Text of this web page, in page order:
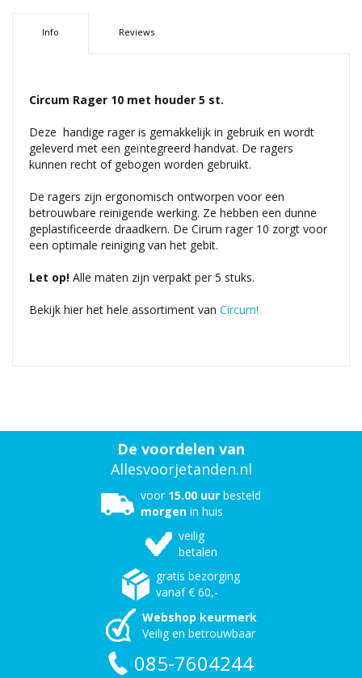
Info Reviews
Circum Rager 10 met houder 5 st.
Deze handige rager is gemakkelijk in gebruik en wordt
geleverd met een geïntegreerd handvat. De ragers
kunnen recht of gebogen worden gebruikt.
De ragers zijn ergonomisch ontworpen voor een
betrouwbare reinigende werking. Ze hebben een dunne
geplastificeerde draadkern. De Cirum rager 10 zorgt voor
een optimale reiniging van het gebit.
Let op! Alle maten zijn verpakt per 5 stuks.
Bekijk hier het hele assortiment van Circum!
De voordelen van
Allesvoorjetanden.nl
voor 15.00 uur besteld
morgen in huis
veilig
betalen
gratis bezorging
vanaf € 60,-
Webshop keurmerk
Veilig en betrouwbaar
085-7604244